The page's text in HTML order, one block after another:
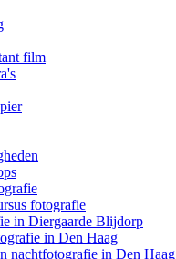
film
fotografie
in Diergaarde Blijdorp
in Den Haag
nachtfotografie in Den Haag